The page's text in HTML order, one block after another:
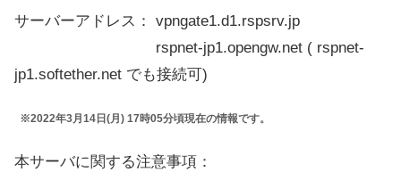
サーバーアドレス： vpngate1.d1.rspsrv.jp
rspnet-jp1.opengw.net ( rspnet-
jp1.softether.net でも接続可)
※2022年3月14日(月) 17時05分頃現在の情報です。
本サーバに関する注意事項：